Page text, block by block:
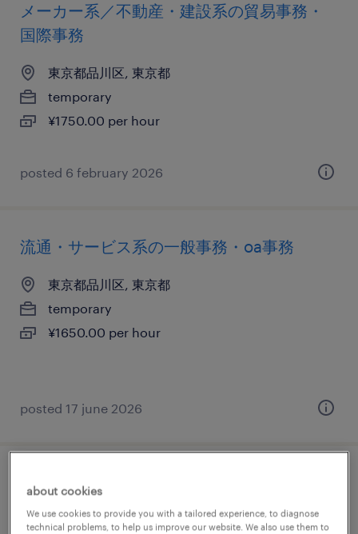
メーカー系／不動産・建設系の貿易事務・
国際事務
東京都品川区, 東京都
temporary
¥1750.00 per hour
posted 6 february 2026
流通・サービス系の一般事務・oa事務
東京都品川区, 東京都
temporary
¥1650.00 per hour
posted 17 june 2026
メーカー系の一般事務・oa事務
東京都品川区, 東京都
about cookies
We use cookies to provide you with a tailored experience, to diagnose
technical problems, to help us improve our website. We also use them to